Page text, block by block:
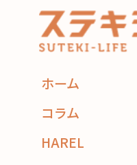
ホーム
コラム
HAREL